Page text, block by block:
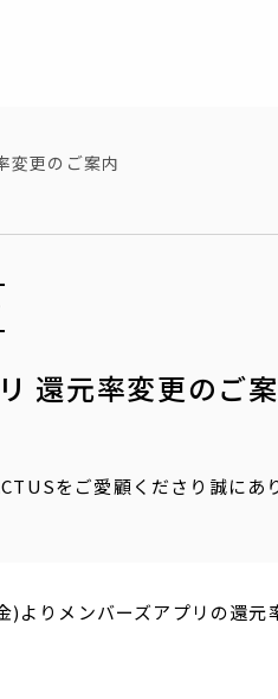
変更のご案内
還元率変更のご
をご愛顧くださり誠にあ
よりメンバーズアプリの還元